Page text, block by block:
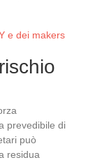
e dei makers
prevedibile di
può
residua